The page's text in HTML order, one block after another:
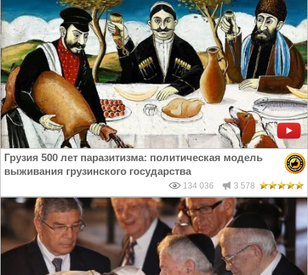
Грузия 500 лет паразитизма: политическая модель
выживания грузинского государства
134 036 3 578